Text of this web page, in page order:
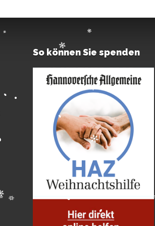
So können Sie spenden